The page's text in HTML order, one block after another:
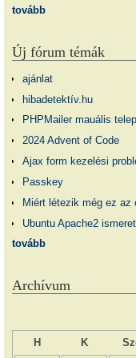
tovább
Új fórum témák
ajánlat
hibadetektív.hu
PHPMailer mauális
2024 Advent of Code
Ajax form kezelési
Passkey
Miért létezik még ez az
Ubuntu Apache2
tovább
Archívum
H K